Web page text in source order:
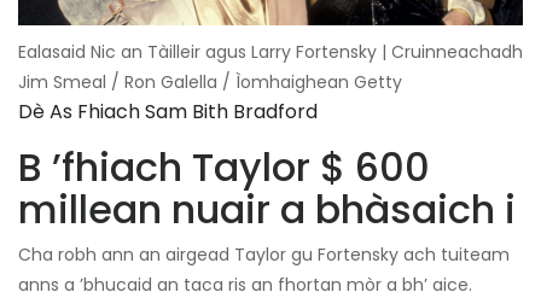
Ealasaid Nic an Tàilleir agus Larry Fortensky | Cruinneachadh
Jim Smeal / Ron Galella / Ìomhaighean Getty
Dè As Fhiach Sam Bith Bradford
B ’fhiach Taylor $ 600
millean nuair a bhàsaich i
Cha robh ann an airgead Taylor gu Fortensky ach tuiteam
anns a ’bhucaid an taca ris an fhortan mòr a bh’ aice.